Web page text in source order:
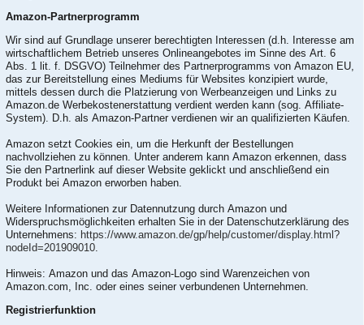
Amazon-Partnerprogramm
Wir sind auf Grundlage unserer berechtigten Interessen (d.h. Interesse am
wirtschaftlichem Betrieb unseres Onlineangebotes im Sinne des Art. 6
Abs. 1 lit. f. DSGVO) Teilnehmer des Partnerprogramms von Amazon EU,
das zur Bereitstellung eines Mediums für Websites konzipiert wurde,
mittels dessen durch die Platzierung von Werbeanzeigen und Links zu
Amazon.de Werbekostenerstattung verdient werden kann (sog. Affiliate-
System). D.h. als Amazon-Partner verdienen wir an qualifizierten Käufen.
Amazon setzt Cookies ein, um die Herkunft der Bestellungen
nachvollziehen zu können. Unter anderem kann Amazon erkennen, dass
Sie den Partnerlink auf dieser Website geklickt und anschließend ein
Produkt bei Amazon erworben haben.
Weitere Informationen zur Datennutzung durch Amazon und
Widerspruchsmöglichkeiten erhalten Sie in der Datenschutzerklärung des
Unternehmens: https://www.amazon.de/gp/help/customer/display.html?
nodeId=201909010
Hinweis: Amazon und das Amazon-Logo sind Warenzeichen von
Amazon.com, Inc. oder eines seiner verbundenen Unternehmen.
Registrierfunktion